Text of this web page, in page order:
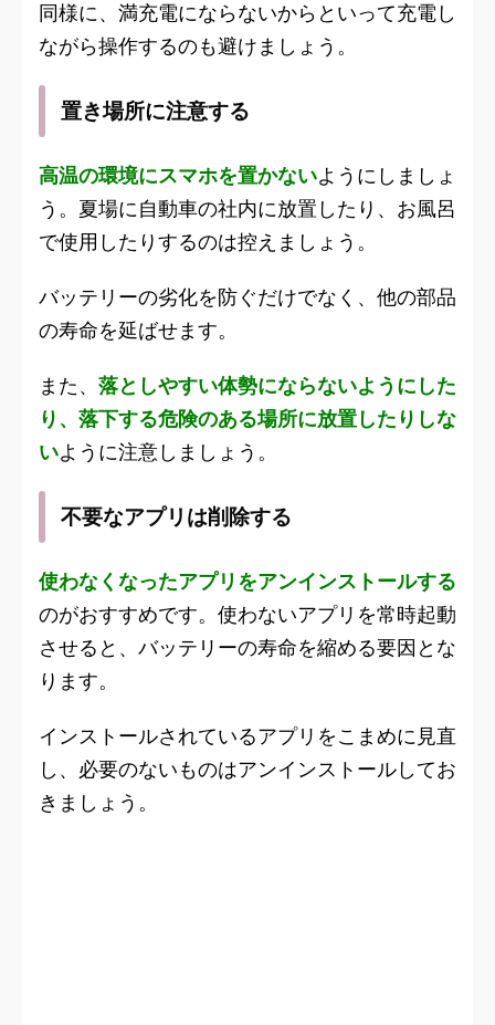
同様に、満充電にならないからといって充電し
ながら操作するのも避けましょう。
置き場所に注意する
高温の環境にスマホを置かないようにしましょ
う。夏場に自動車の社内に放置したり、お風呂
で使用したりするのは控えましょう。
バッテリーの劣化を防ぐだけでなく、他の部品
の寿命を延ばせます。
また、 落としやすい体勢にならないようにした
り、落下する危険のある場所に放置したりしな
いように注意しましょう。
不要なアプリは削除する
使わなくなったアプリをアンインストールする
のがおすすめです。使わないアプリを常時起動
させると、バッテリーの寿命を縮める要因とな
ります。
インストールされているアプリをこまめに見直
し、必要のないものはアンインストールしてお
きましょう。